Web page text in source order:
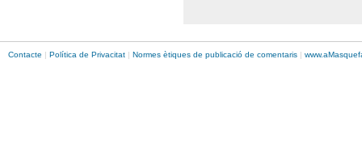
Contacte | Política de Privacitat | Normes ètiques de publicació de comentaris | www.